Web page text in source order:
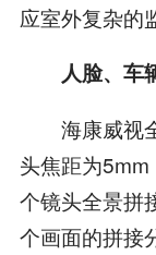
应室外复杂的
人脸、车
海康威视全
头焦距为
个镜头全景拼
个画面的拼接